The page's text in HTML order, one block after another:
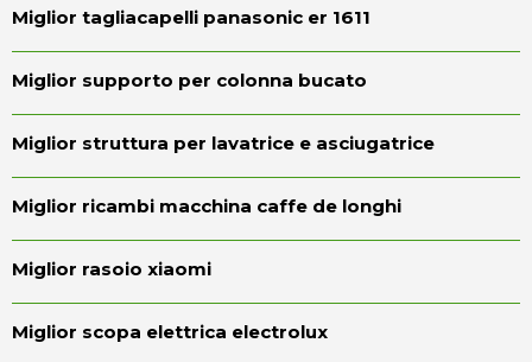
Miglior tagliacapelli panasonic er 1611
Miglior supporto per colonna bucato
Miglior struttura per lavatrice e asciugatrice
Miglior ricambi macchina caffe de longhi
Miglior rasoio xiaomi
Miglior scopa elettrica electrolux